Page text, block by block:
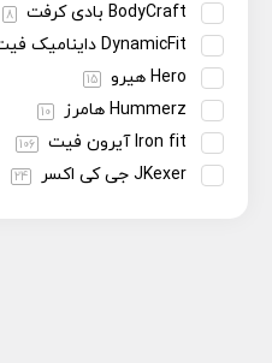
BodyCraft بادی کرفت 8
DynamicFit داینامیک فیت
Hero هیرو 15
Hummerz هامرز 10
Iron fit آیرون فیت 106
JKexer جی کی اکسر 24